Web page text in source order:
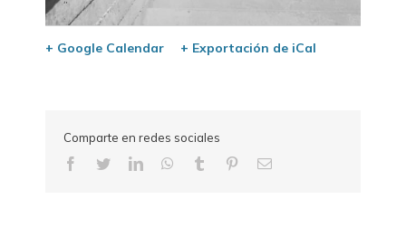
+ Google Calendar + Exportación de iCal
Comparte en redes sociales
Facebook
TwitterLinkedInWhatsApp
Tumblr PinterestCorreo